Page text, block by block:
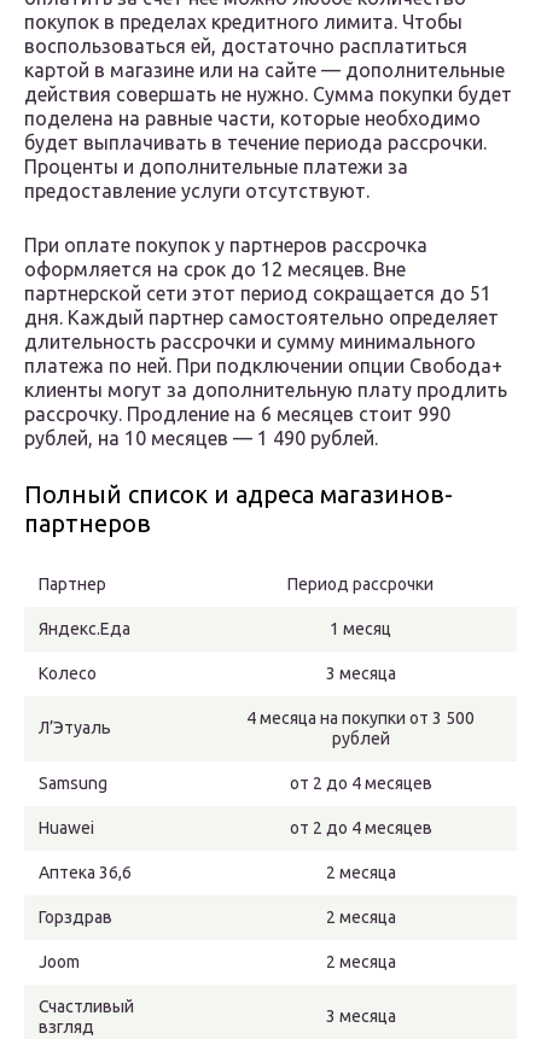
покупок в пределах кредитного лимита. Чтобы
воспользоваться ей, достаточно расплатиться
картой в магазине или на сайте — дополнительные
действия совершать не нужно. Сумма покупки будет
поделена на равные части, которые необходимо
будет выплачивать в течение периода рассрочки.
Проценты и дополнительные платежи за
предоставление услуги отсутствуют.
При оплате покупок у партнеров рассрочка
оформляется на срок до 12 месяцев. Вне
партнерской сети этот период сокращается до 51
дня. Каждый партнер самостоятельно определяет
длительность рассрочки и сумму минимального
платежа по ней. При подключении опции Свобода+
клиенты могут за дополнительную плату продлить
рассрочку. Продление на 6 месяцев стоит 990
рублей, на 10 месяцев — 1 490 рублей.
Полный список и адреса магазинов-
партнеров
Партнер Период рассрочки
Яндекс.Еда 1 месяц
Колесо 3 месяца
Л’Этуаль
4 месяца на покупки от 3 500
рублей
Samsung от 2 до 4 месяцев
Huawei от 2 до 4 месяцев
Аптека 36,6 2 месяца
Горздрав 2 месяца
Joom 2 месяца
Счастливый
взгляд
3 месяца